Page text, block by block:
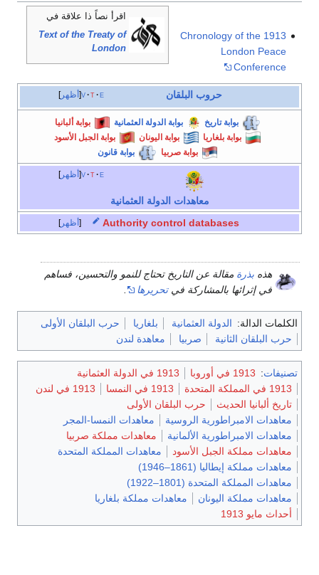
اقرأ نصاً ذا علاقة في
Text of the Treaty of
London
Chronology of the 1913
London Peace
Conference
أظهر v t e حروب البلقان
بوابة تاريخ بوابة الدولة العثمانية
بوابة ألبانيا
بوابة بلغاريا
بوابة اليونان
بوابة الجبل الأسود
بوابة صربيا
بوابة قانون
أظهر v t e
معاهدات الدولة العثمانية
أظهر Authority control databases
هذه بذرة مقالة عن التاريخ تحتاج للنمو والتحسين، فساهم
في إثرائها بالمشاركة فيتحريرها .
الكلمات الدالة: الدولة العثمانية بلغاريا
حرب البلقان الأولى
حرب البلقان الثانية
صربيا معاهدة لندن
تصنيفات: 1913 في أوروبا
1913 في الدولة العثمانية
1913 في المملكة المتحدة
1913 في النمسا
1913 في لندن
تاريخ ألبانيا الحديث
حرب البلقان الأولى
معاهدات الامبراطورية الروسية
معاهدات النمسا-المجر
معاهدات الامبراطورية الألمانية
معاهدات مملكة صربيا
معاهدات مملكة الجبل الأسود
معاهدات المملكة المتحدة
معاهدات مملكة إيطاليا (1861–1946)
معاهدات المملكة المتحدة (1801–1922)
معاهدات مملكة اليونان
معاهدات مملكة بلغاريا
أحداث مايو 1913